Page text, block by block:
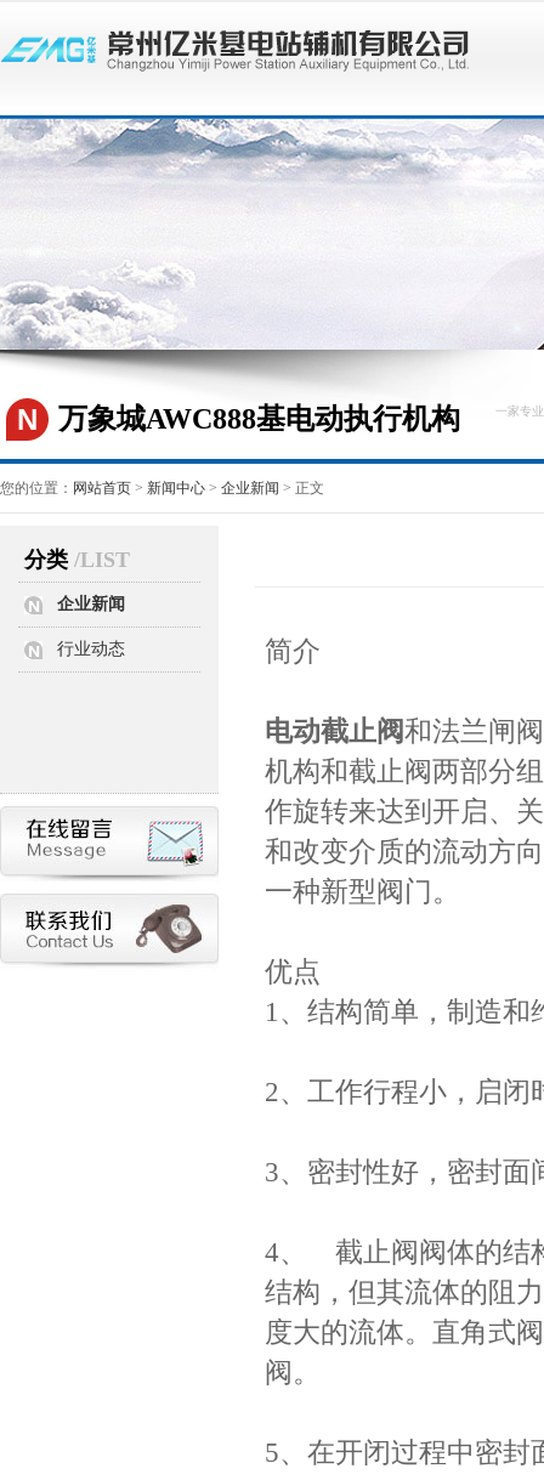
N 万象城AWC888基电动执行机构 一家专
您的位置： 网站首页 > 新闻中心 > 企业新闻 > 正文
分类 /LIST
企业新闻
行业动态 简介
电动截止阀和法兰闸
机构和截止阀两部分
作旋转来达到开启、
和改变介质的流动方
一种新型阀门。
优点
1、结构简单，制造和
2、工作行程小，启闭
3、密封性好，密封面
4、 截止阀阀体的结
结构，但其流体的阻
度大的流体。直角式
阀。
5、在开闭过程中密封